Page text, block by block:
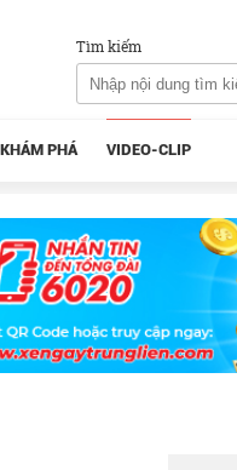
Tìm kiếm
KHÁM PHÁ VIDEO-CLIP